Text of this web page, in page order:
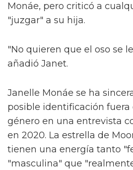
Monáe, pero criticó a
"juzgar" a su hija.
"No quieren que el oso se
añadió Janet.
Janelle Monáe se ha
posible identificación fuera
género en una entrevista
en 2020. La estrella de
tienen una energía tanto
"masculina" que